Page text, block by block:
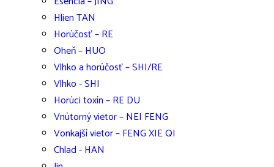
Hlien TAN
Horúčosť – RE
Oheň – HUO
Vlhko a horúčosť – SHI/RE
Vlhko - SHI
Horúci toxín – RE DU
Vnútorný vietor – NEI FENG
Vonkajší vietor – FENG XIE QI
Chlad - HAN